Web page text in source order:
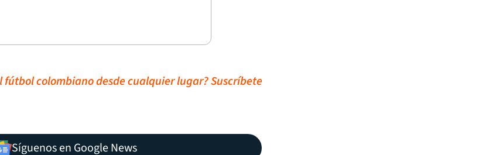
fútbol colombiano desde cualquier lugar? Suscríbete
Síguenos en Google News